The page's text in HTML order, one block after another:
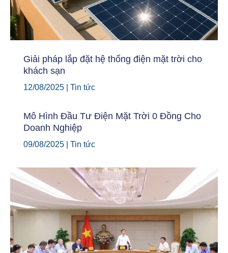
Giải pháp lắp đặt hệ thống điện mặt trời cho
khách sạn
12/08/2025 Tin tức
Mô Hình Đầu Tư Điện Mặt Trời 0 Đồng Cho
Doanh Nghiệp
09/08/2025 Tin tức